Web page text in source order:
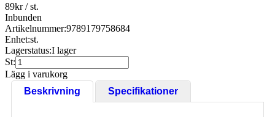
89kr/ st.
Inbunden
Artikelnummer:9789179758684
Enhet:st.
Lagerstatus:I lager
St:
Lägg i varukorg
Beskrivning
Specifikationer